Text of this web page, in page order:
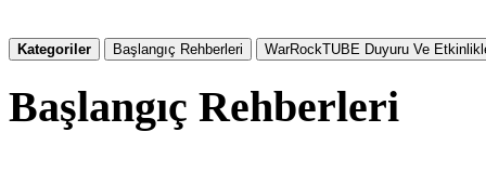
Kategoriler Başlangıç Rehberleri WarRockTUBE Duyuru Ve
Başlangıç Rehberleri